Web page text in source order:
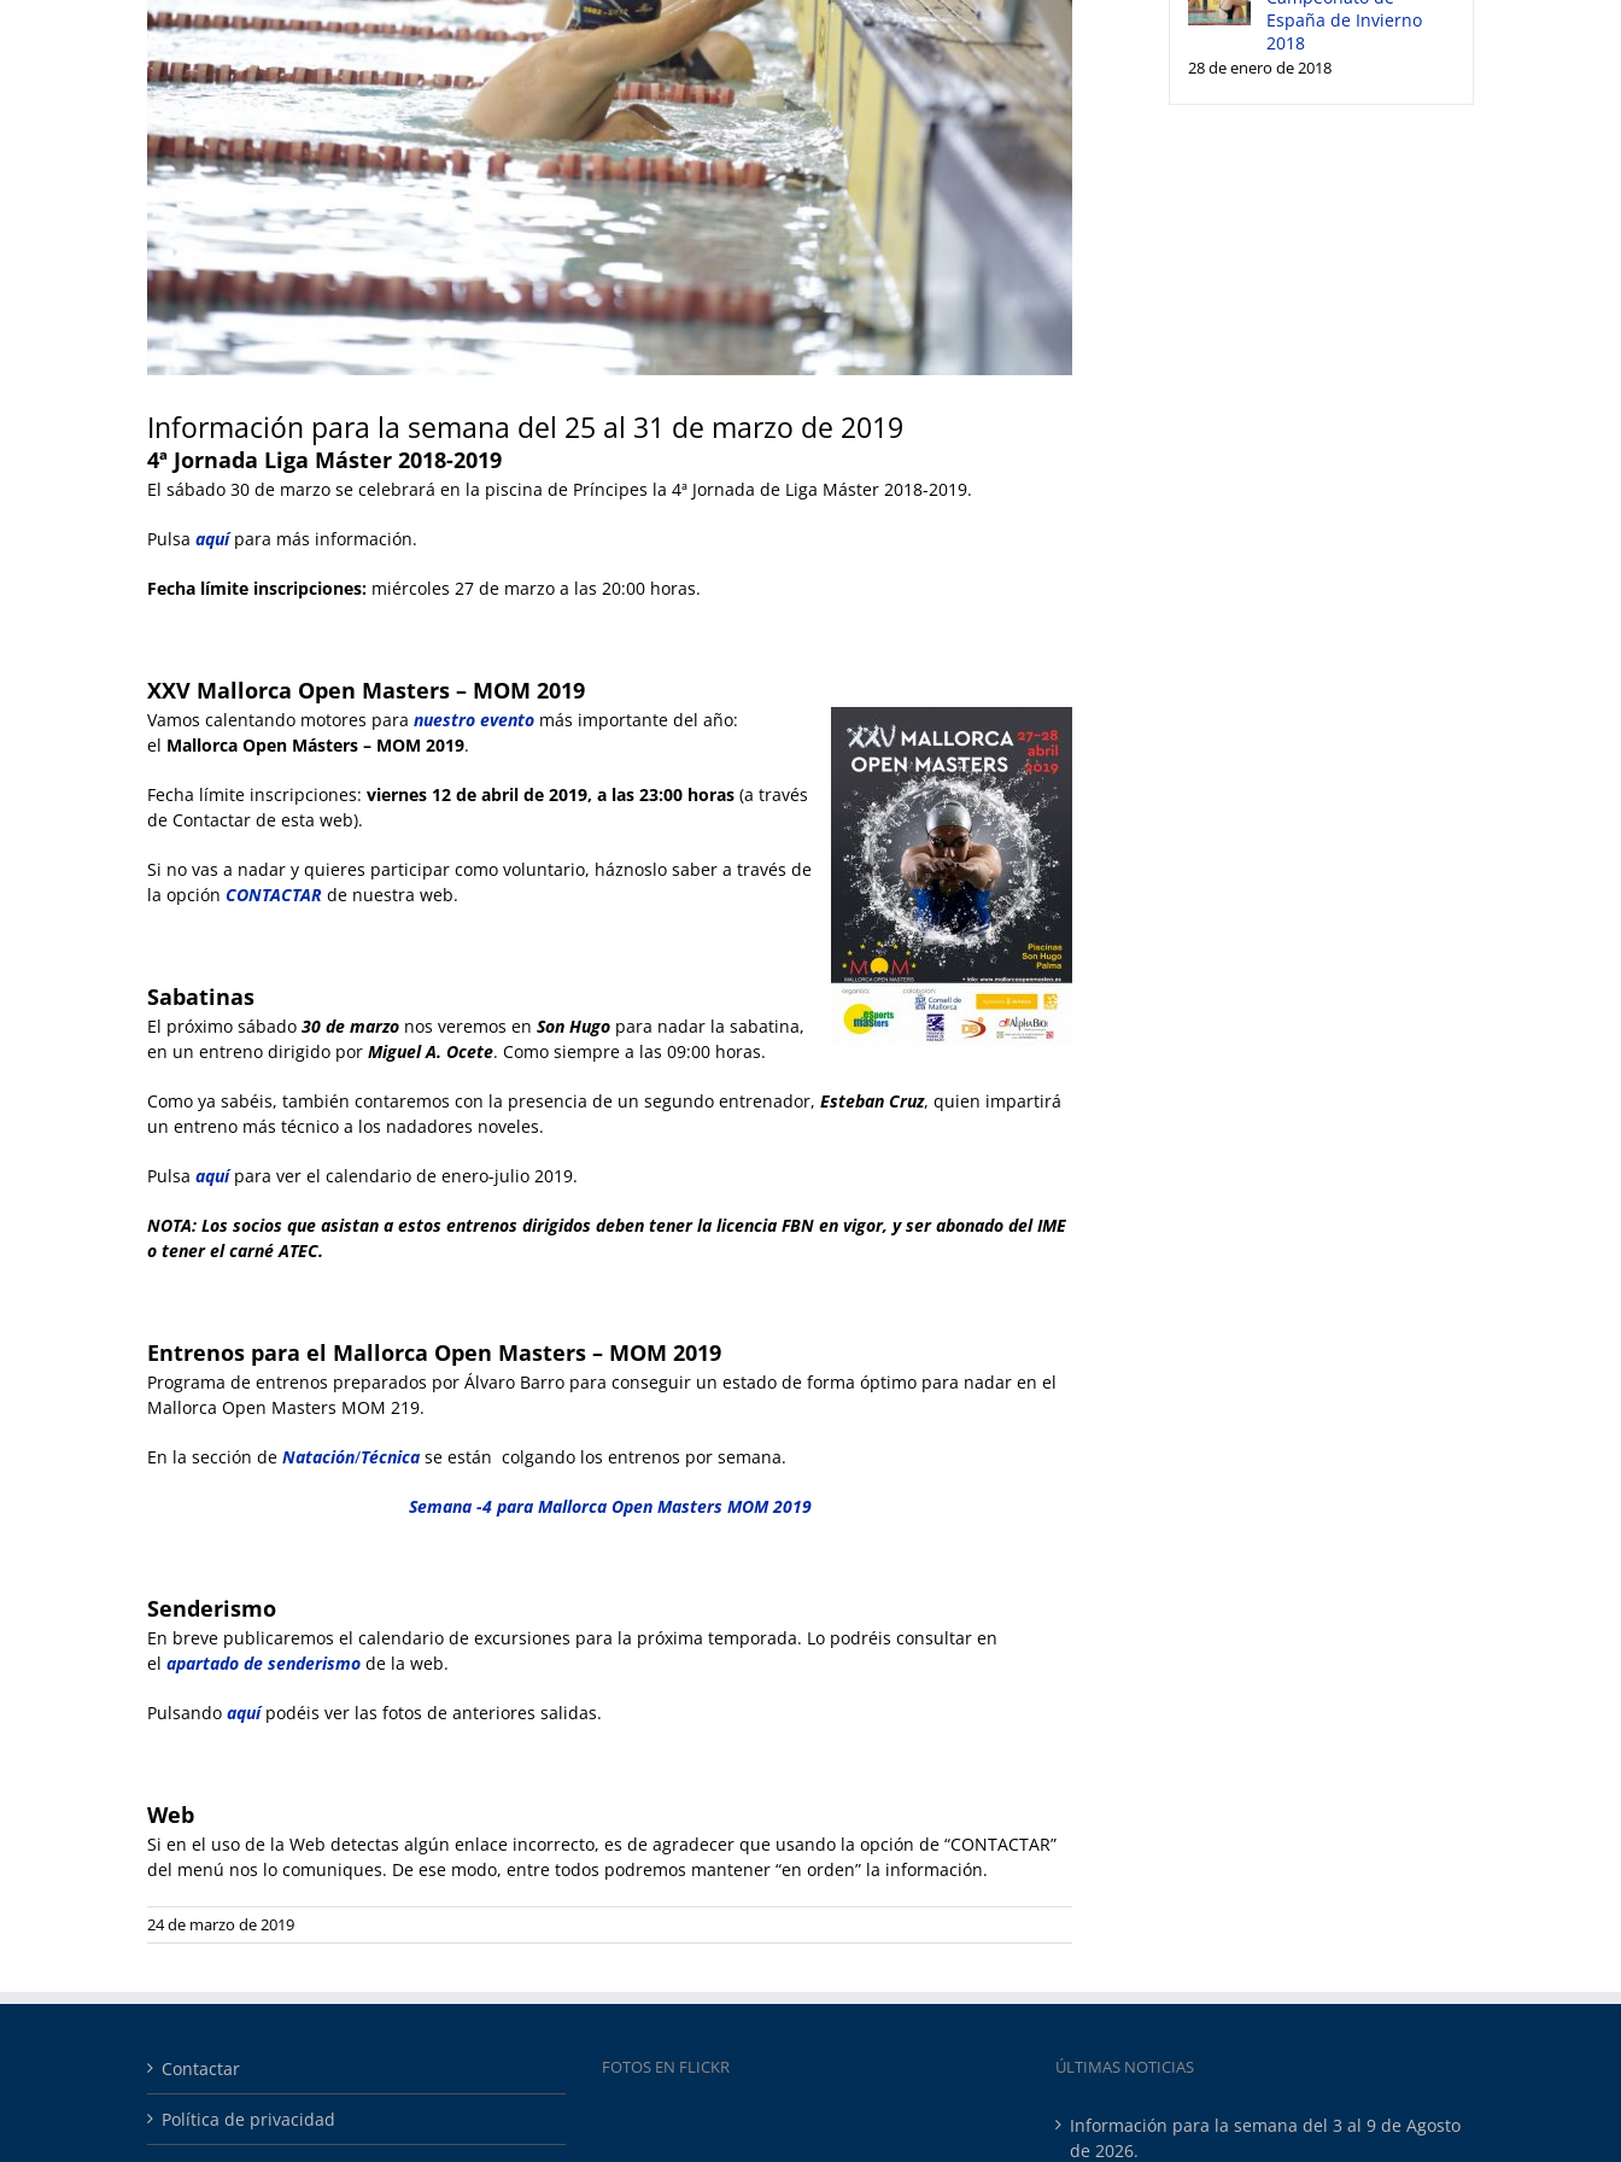
Información para la semana del 25 al 31 de marzo de 2019
4ª Jornada Liga Máster 2018-2019
El sábado 30 de marzo se celebrará en la piscina de Príncipes la 4ª Jornada de Liga Máster 2018-2019.
Pulsa aquí para más información.
Fecha límite inscripciones: miércoles 27 de marzo a las 20:00 horas.
XXV Mallorca Open Masters – MOM 2019
Vamos calentando motores para nuestro evento más importante del año:
el Mallorca Open Másters – MOM 2019.
Fecha límite inscripciones: viernes 12 de abril de 2019, a las 23:00 horas (a través
de Contactar de esta web).
Si no vas a nadar y quieres participar como voluntario, háznoslo saber a través de
la opción CONTACTAR de nuestra web.
Sabatinas
El próximo sábado 30 de marzo nos veremos en Son Hugo para nadar la sabatina,
en un entreno dirigido por Miguel A. Ocete. Como siempre a las 09:00 horas.
Como ya sabéis, también contaremos con la presencia de un segundo entrenador, Esteban Cruz, quien impartirá
un entreno más técnico a los nadadores noveles.
Pulsa aquípara ver el calendario de enero-julio 2019.
NOTA: Los socios que asistan a estos entrenos dirigidos deben tener la licencia FBN en vigor, y ser abonado del IME
o tener el carné ATEC.
Entrenos para el Mallorca Open Masters – MOM 2019
Programa de entrenos preparados por Álvaro Barro para conseguir un estado de forma óptimo para nadar en el
Mallorca Open Masters MOM 219.
En la sección de Natación/Técnica se están colgando los entrenos por semana.
Semana -4 para Mallorca Open Masters MOM 2019
Senderismo
En breve publicaremos el calendario de excursiones para la próxima temporada. Lo podréis consultar en
el apartado de senderismo de la web.
Pulsando aquípodéis ver las fotos de anteriores salidas.
Web
Si en el uso de la Web detectas algún enlace incorrecto, es de agradecer que usando la opción de “CONTACTAR”
del menú nos lo comuniques. De ese modo, entre todos podremos mantener “en orden” la información.
24 de marzo de 2019
España de Invierno
2018
28 de enero de 2018
Contactar
Política de privacidad
FOTOS EN FLICKR ÚLTIMAS NOTICIAS
Información para la semana del 3 al 9 de Agosto
de 2026.